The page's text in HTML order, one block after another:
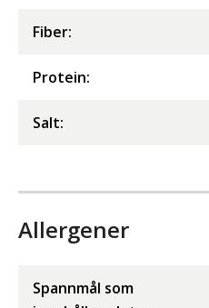
Fiber:
Protein:
Salt:
Allergener
Spannmål som